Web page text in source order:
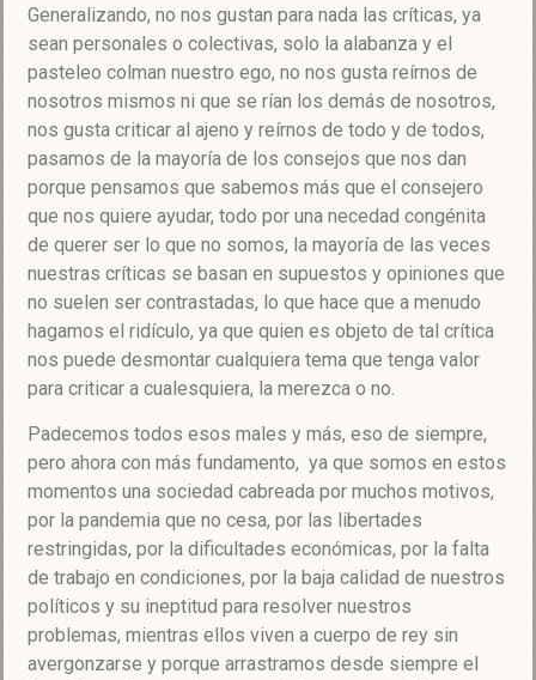
Generalizando, no nos gustan para nada las críticas, ya
sean personales o colectivas, solo la alabanza y el
pasteleo colman nuestro ego, no nos gusta reírnos de
nosotros mismos ni que se rían los demás de nosotros,
nos gusta criticar al ajeno y reírnos de todo y de todos,
pasamos de la mayoría de los consejos que nos dan
porque pensamos que sabemos más que el consejero
que nos quiere ayudar, todo por una necedad congénita
de querer ser lo que no somos, la mayoría de las veces
nuestras críticas se basan en supuestos y opiniones que
no suelen ser contrastadas, lo que hace que a menudo
hagamos el ridículo, ya que quien es objeto de tal crítica
nos puede desmontar cualquiera tema que tenga valor
para criticar a cualesquiera, la merezca o no.
Padecemos todos esos males y más, eso de siempre,
pero ahora con más fundamento, ya que somos en estos
momentos una sociedad cabreada por muchos motivos,
por la pandemia que no cesa, por las libertades
restringidas, por la dificultades económicas, por la falta
de trabajo en condiciones, por la baja calidad de nuestros
políticos y su ineptitud para resolver nuestros
problemas, mientras ellos viven a cuerpo de rey sin
avergonzarse y porque arrastramos desde siempre el